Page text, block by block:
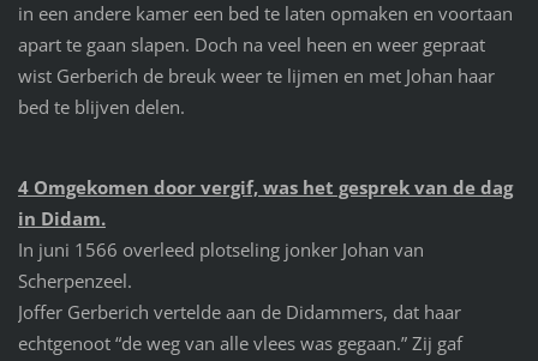
in een andere kamer een bed te laten opmaken en voortaan
apart te gaan slapen. Doch na veel heen en weer gepraat
wist Gerberich de breuk weer te lijmen en met Johan haar
bed te blijven delen.
4 Omgekomen door vergif, was het gesprek van de dag
in Didam.
In juni 1566 overleed plotseling jonker Johan van
Scherpenzeel.
Joffer Gerberich vertelde aan de Didammers, dat haar
echtgenoot “de weg van alle vlees was gegaan.” Zij gaf